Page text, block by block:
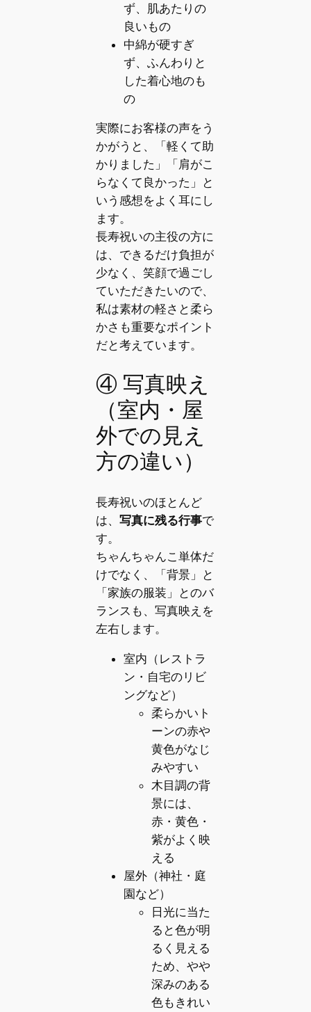
ず、肌あたりの
良いもの
中綿が硬すぎ
ず、ふんわりと
した着心地のも
の
実際にお客様の声をう
かがうと、「軽くて助
かりました」「肩がこ
らなくて良かった」と
いう感想をよく耳にし
ます。
長寿祝いの主役の方に
は、できるだけ負担が
少なく、笑顔で過ごし
ていただきたいので、
私は素材の軽さと柔ら
かさも重要なポイント
だと考えています。
④ 写真映え
（室内・屋
外での見え
方の違い）
長寿祝いのほとんど
は、 写真に残る行事で
す。
ちゃんちゃんこ単体だ
けでなく、「背景」と
「家族の服装」とのバ
ランスも、写真映えを
左右します。
室内（レストラ
ン・自宅のリビ
ングなど）
柔らかいト
ーンの赤や
黄色がなじ
みやすい
木目調の背
景には、
赤・黄色・
紫がよく映
える
屋外（神社・庭
園など）
日光に当た
ると色が明
るく見える
ため、やや
深みのある
色もきれい